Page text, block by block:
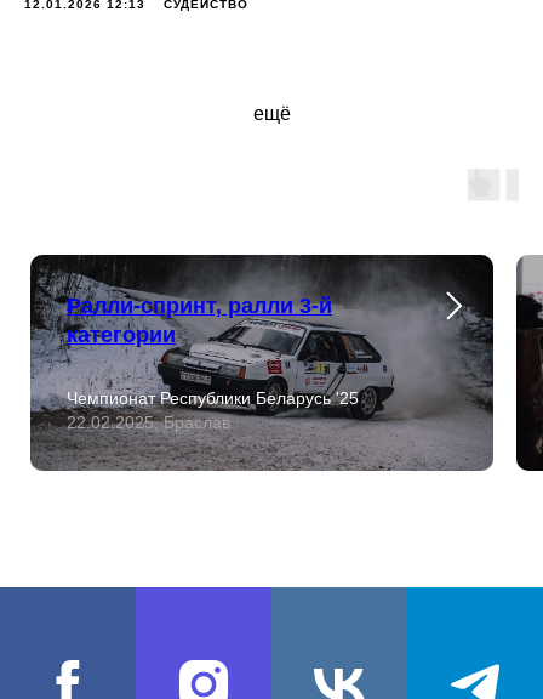
12.01.2026 12:13 СУДЕЙСТВО
ещё
Ралли-спринт, ралли 3-й
категории
Чемпионат Республики Беларусь '25
22.02.2025, Браслав